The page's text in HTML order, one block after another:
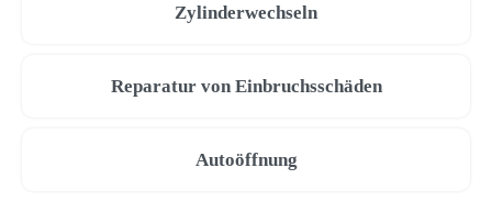
Zylinderwechseln
Reparatur von Einbruchsschäden
Autoöffnung